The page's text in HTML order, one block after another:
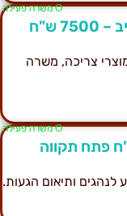
Ο משרה פעילה
ש"ח
צריכה, משרה
Ο משרה פעילה
ותיאום הגעות.